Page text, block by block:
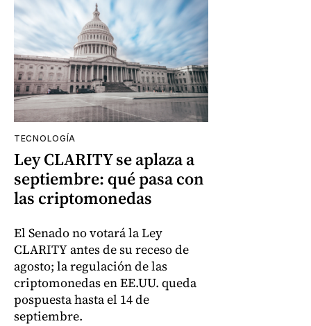
TECNOLOGÍA
Ley CLARITY se aplaza a
septiembre: qué pasa con
las criptomonedas
El Senado no votará la Ley
CLARITY antes de su receso de
agosto; la regulación de las
criptomonedas en EE.UU. queda
pospuesta hasta el 14 de
septiembre.